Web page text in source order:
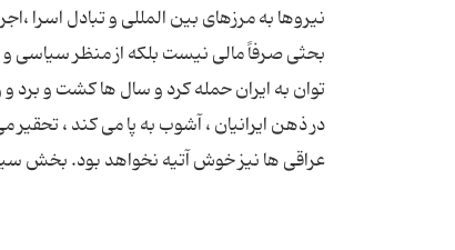
بحثی صرفاً مالی نیست بلکه از منظر سیاسی
توان به ایران حمله کرد و سال ها کشت و برد و
در ذهن ایرانیان ، آشوب به پا می کند ، تحقیر
عراقی ها نیز خوش آتیه نخواهد بود. بخش